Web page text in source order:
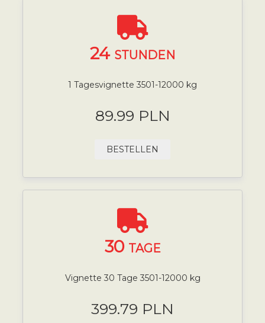
24 STUNDEN
1 Tagesvignette 3501-12000 kg
89.99 PLN
BESTELLEN
30 TAGE
Vignette 30 Tage 3501-12000 kg
399.79 PLN